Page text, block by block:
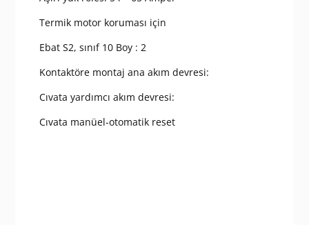
Kontaktöre
Montaj
Termik motor koruması için
Ebat S2, sınıf 10 Boy : 2
Kontaktöre montaj ana akım devresi:
Cıvata yardımcı akım devresi:
Cıvata manüel-otomatik reset